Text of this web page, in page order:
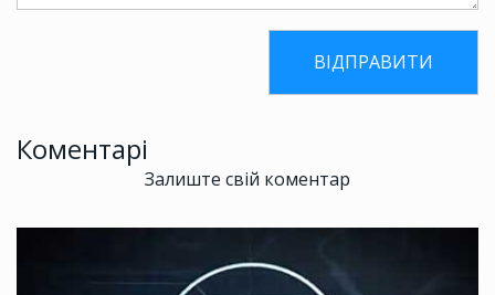
Коментарі
Залиште свій коментар